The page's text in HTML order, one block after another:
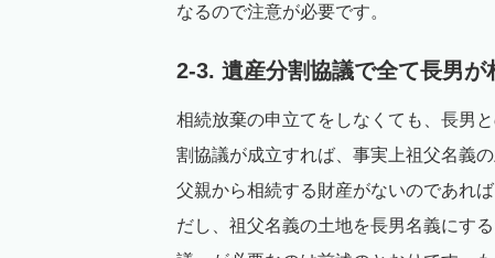
なるので注意が必要です。
2-3. 遺産分割協議で全て長男が
相続放棄の申立てをしなくても、長男
割協議が成立すれば、事実上祖父名義
父親から相続する財産がないのであれ
だし、祖父名義の土地を長男名義にす